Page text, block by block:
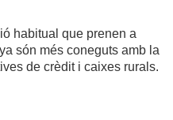
habitual que prenen a
són més coneguts amb la
de crèdit i caixes rurals.